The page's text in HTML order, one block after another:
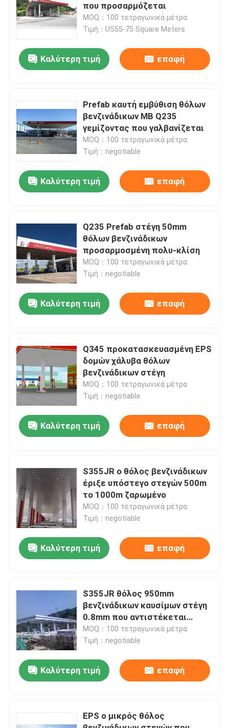
Σπίτι
Περίπου εμείς
Γύρος εργοστασίων
Ποιοτικός έλεγχος
Μας ελάτε σε επαφή με
Ειδήσεις
Περιπτώσεις
Διαστημικό ζευκτόν πλαισίων
που προσαρμόζεται
MOQ：100 τετραγωνικά μέτρα
Τιμή：US55-75 Square Meters
Καλύτερη τιμή επαφή
Prefab καυτή εμβύθιση θόλων
βενζινάδικων ΜΒ Q235
γεμίζοντας που γαλβανίζεται
MOQ：100 τετραγωνικά μέτρα
Τιμή：negotiable
Καλύτερη τιμή επαφή
Q235 Prefab στέγη 50mm
θόλων βενζινάδικων
προσαρμοσμένη πολυ-κλίση
MOQ：100 τετραγωνικά μέτρα
Τιμή：negotiable
Καλύτερη τιμή επαφή
Q345 προκατασκευασμένη EPS
δομών χάλυβα θόλων
βενζινάδικων στέγη
MOQ：100 τετραγωνικά μέτρα
Τιμή：negotiable
Καλύτερη τιμή επαφή
S355JR ο θόλος βενζινάδικων
έριξε υπόστεγο στεγών 500m
το 1000m ζαρωμένο
MOQ：100 τετραγωνικά μέτρα
Τιμή：negotiable
Καλύτερη τιμή επαφή
S355JR θόλος 950mm
βενζινάδικων καυσίμων στέγη
0.8mm που αντιστέκεται
στους ανέμους
MOQ：100 τετραγωνικά μέτρα
Τιμή：negotiable
Καλύτερη τιμή επαφή
EPS ο μικρός θόλος